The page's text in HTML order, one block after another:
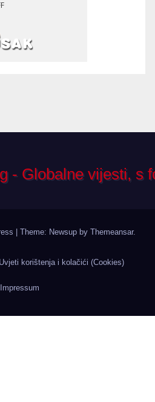
| Theme: Newsup by Themeansar.
Uvjeti korištenja i kolačići (Cookies)
Impressum